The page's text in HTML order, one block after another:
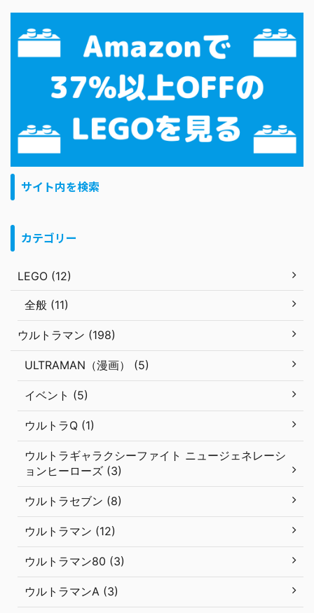
サイト内を検索
カテゴリー
LEGO (12)
全般 (11)
ウルトラマン (198)
ULTRAMAN（漫画） (5)
イベント (5)
ウルトラQ (1)
ウルトラギャラクシーファイト ニュージェネレーシ
ョンヒーローズ (3)
ウルトラセブン (8)
ウルトラマン (12)
ウルトラマン80 (3)
ウルトラマンA (3)